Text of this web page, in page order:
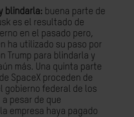
blindarla: buena parte de
es el resultado de
en el pasado pero,
ha utilizado su paso por
Trump para blindarla y
más. Una quinta parte
SpaceX proceden de
gobierno federal de los
a pesar de que
empresa haya pagado